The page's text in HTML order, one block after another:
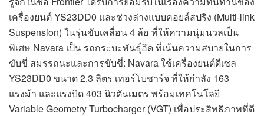
เครื่องยนต์ YS23DD0 และช่วงล่างแบบคอยล์สปริง (Multi-link
Suspension) ในรุ่นขับเคลื่อน 4 ล้อ ที่ให้ความนุ่มนวลเป็น
พิเศษ Navara เป็น รถกระบะพันธุ์อึด ที่เน้นความสบายในการ
ขับขี่ สมรรถนะและการขับขี่: Navara ใช้เครื่องยนต์ดีเซล
YS23DD0 ขนาด 2.3 ลิตร เทอร์โบชาร์จ ที่ให้กำลัง 163
แรงม้า และแรงบิด 403 นิวตันเมตร พร้อมเทคโนโลยี
Variable Geometry Turbocharger (VGT) เพื่อประสิทธิภาพที่ดี